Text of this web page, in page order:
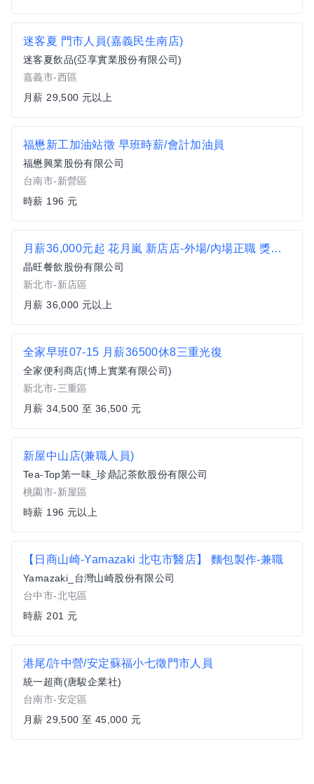
迷客夏 門市人員(嘉義民生南店)
迷客夏飲品(亞享實業股份有限公司)
嘉義市-西區
月薪 29,500 元以上
福懋新工加油站徵 早班時薪/會計加油員
福懋興業股份有限公司
台南市-新營區
時薪 196 元
月薪36,000元起 花月嵐 新店店-外場/內場正職 獎金另計
晶旺餐飲股份有限公司
新北市-新店區
月薪 36,000 元以上
全家早班07-15 月薪36500休8三重光復
全家便利商店(博上實業有限公司)
新北市-三重區
月薪 34,500 至 36,500 元
新屋中山店(兼職人員)
Tea-Top第一味_珍鼎記茶飲股份有限公司
桃園市-新屋區
時薪 196 元以上
【日商山崎-Yamazaki 北屯市醫店】 麵包製作-兼職
Yamazaki_台灣山崎股份有限公司
台中市-北屯區
時薪 201 元
港尾/許中營/安定蘇福小七徵門市人員
統一超商(唐駿企業社)
台南市-安定區
月薪 29,500 至 45,000 元